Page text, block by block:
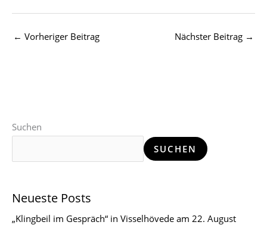
← Vorheriger Beitrag Nächster Beitrag →
Suchen
SUCHEN
Neueste Posts
„Klingbeil im Gespräch“ in Visselhövede am 22. August